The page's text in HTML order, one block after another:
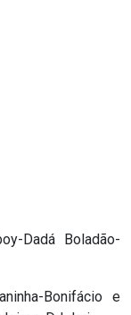
Dadá Boladão-
Bonifácio e